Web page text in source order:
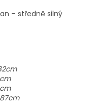
– středně silný